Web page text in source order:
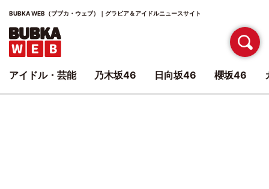
BUBKA WEB（ブブカ・ウェブ）｜グラビア＆アイドルニュースサイト
アイドル・芸能 乃木坂46 日向坂46 櫻坂46